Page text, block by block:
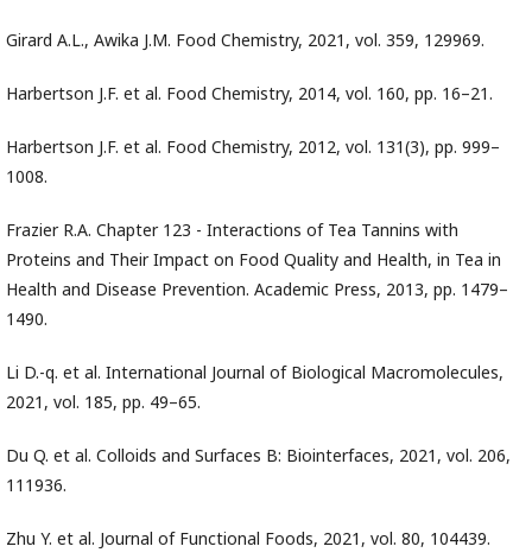
Girard A.L., Awika J.M. Food Chemistry, 2021, vol. 359, 129969.
Harbertson J.F. et al. Food Chemistry, 2014, vol. 160, pp. 16–21.
Harbertson J.F. et al. Food Chemistry, 2012, vol. 131(3), pp. 999–
1008.
Frazier R.A. Chapter 123 - Interactions of Tea Tannins with
Proteins and Their Impact on Food Quality and Health, in Tea in
Health and Disease Prevention. Academic Press, 2013, pp. 1479–
1490.
Li D.-q. et al. International Journal of Biological Macromolecules,
2021, vol. 185, pp. 49–65.
Du Q. et al. Colloids and Surfaces B: Biointerfaces, 2021, vol. 206,
111936.
Zhu Y. et al. Journal of Functional Foods, 2021, vol. 80, 104439.